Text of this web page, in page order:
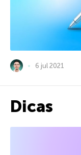
6 jul 2021
Dicas